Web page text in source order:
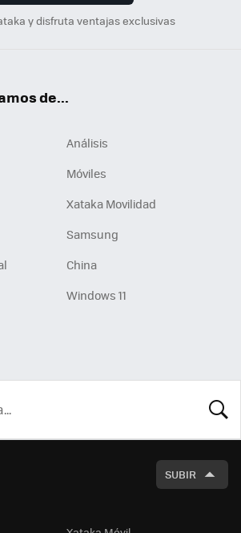
y disfruta ventajas exclusivas
de...
Análisis
Móviles
Xataka Movilidad
Samsung
China
Windows 11
SUBIR